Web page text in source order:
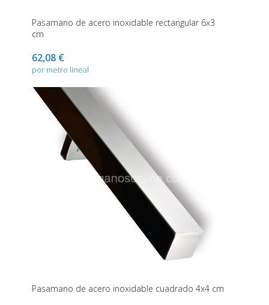
Pasamano de acero inoxidable rectangular 6x3
cm
62,08 €
por metro lineal
Pasamano de acero inoxidable cuadrado 4x4 cm